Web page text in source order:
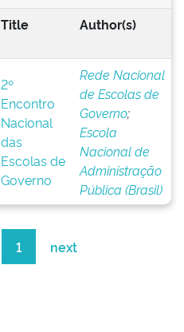
Title Author(s)
2º
Encontro
Nacional
das
Escolas de
Governo
Rede Nacional
de Escolas de
Governo;
Escola
Nacional de
Administração
Pública (Brasil)
1 next